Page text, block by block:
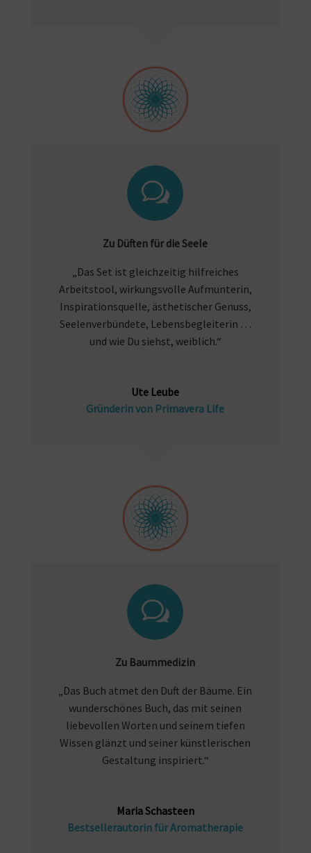
Zu Düften für die Seele
„Das Set ist gleichzeitig hilfreiches
Arbeitstool, wirkungsvolle Aufmunterin,
Inspirationsquelle, ästhetischer Genuss,
Seelenverbündete, Lebensbegleiterin …
und wie Du siehst, weiblich.“
Ute Leube
Gründerin von Primavera Life
Zu Baummedizin
„Das Buch atmet den Duft der Bäume. Ein
wunderschönes Buch, das mit seinen
liebevollen Worten und seinem tiefen
Wissen glänzt und seiner künstlerischen
Gestaltung inspiriert.“
Maria Schasteen
Bestsellerautorin für Aromatherapie